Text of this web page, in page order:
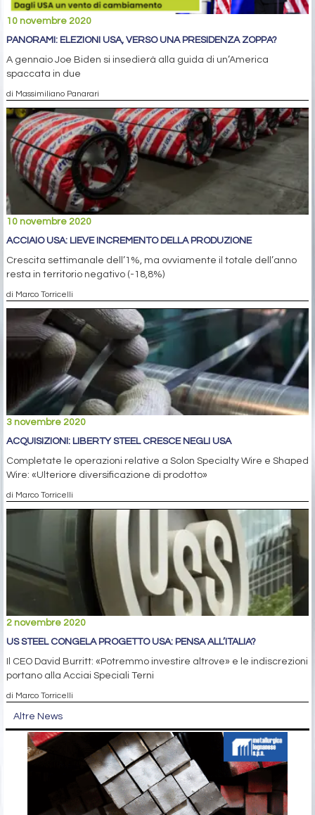
10 novembre 2020
PANORAMI: ELEZIONI USA, VERSO UNA PRESIDENZA ZOPPA?
A gennaio Joe Biden si insedierà alla guida di un’America
spaccata in due
di Massimiliano Panarari
10 novembre 2020
ACCIAIO USA: LIEVE INCREMENTO DELLA PRODUZIONE
Crescita settimanale dell’1%, ma ovviamente il totale dell’anno
resta in territorio negativo (-18,8%)
di Marco Torricelli
3 novembre 2020
ACQUISIZIONI: LIBERTY STEEL CRESCE NEGLI USA
Completate le operazioni relative a Solon Specialty Wire e Shaped
Wire: «Ulteriore diversificazione di prodotto»
di Marco Torricelli
2 novembre 2020
US STEEL CONGELA PROGETTO USA: PENSA ALL’ITALIA?
Il CEO David Burritt: «Potremmo investire altrove» e le indiscrezioni
portano alla Acciai Speciali Terni
di Marco Torricelli
Altre News